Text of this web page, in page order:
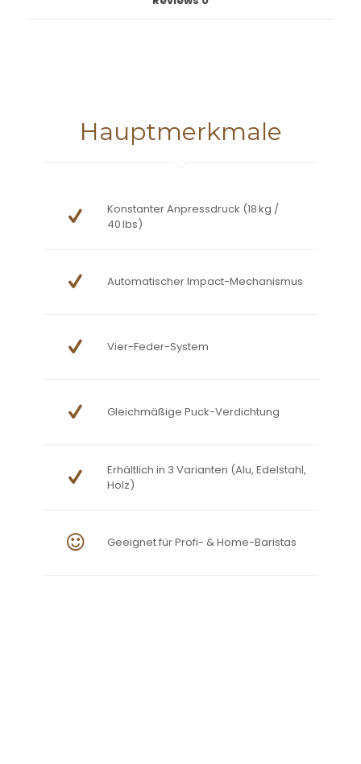
Hauptmerkmale
Konstanter Anpressdruck (18 kg /
40 lbs)
Automatischer Impact-Mechanismus
Vier-Feder-System
Gleichmäßige Puck-Verdichtung
Erhältlich in 3 Varianten (Alu, Edelstahl,
Holz)
Geeignet für Profi- & Home-Baristas